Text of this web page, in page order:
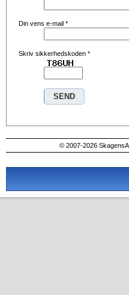
Din vens e-mail *
Skriv sikkerhedskoden *
© 2007-2026